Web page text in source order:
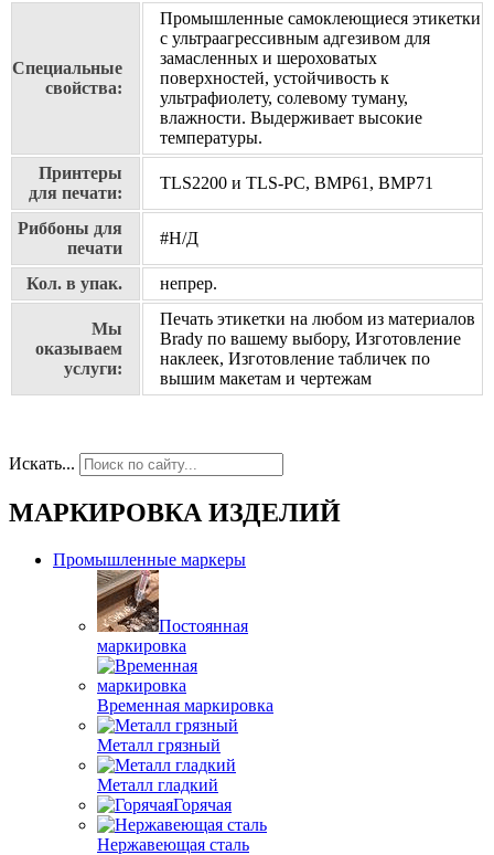
Специальные
свойства:
Промышленные самоклеющиеся этикетки
с ультраагрессивным адгезивом для
замасленных и шероховатых
поверхностей, устойчивость к
ультрафиолету, солевому туману,
влажности. Выдерживает высокие
температуры.
Принтеры
для печати:
TLS2200 и TLS-PC, BMP61, BMP71
Риббоны для
печати
#Н/Д
Кол. в упак. непрер.
Мы
оказываем
услуги:
Печать этикетки на любом из материалов
Brady по вашему выбору, Изготовление
наклеек, Изготовление табличек по
вышим макетам и чертежам
Искать...
МАРКИРОВКА ИЗДЕЛИЙ
Промышленные маркеры
Постоянная
маркировка
Временная маркировка
Металл грязный
Металл гладкий
Горячая
Нержавеющая сталь